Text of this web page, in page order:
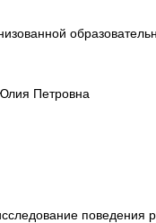
Петровна
поведения